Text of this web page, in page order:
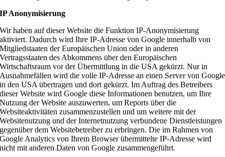
IP Anonymisierung
Wir haben auf dieser Website die Funktion IP-Anonymisierung
aktiviert. Dadurch wird Ihre IP-Adresse von Google innerhalb von
Mitgliedstaaten der Europäischen Union oder in anderen
Vertragsstaaten des Abkommens über den Europäischen
Wirtschaftsraum vor der Übermittlung in die USA gekürzt. Nur in
Ausnahmefällen wird die volle IP-Adresse an einen Server von Google
in den USA übertragen und dort gekürzt. Im Auftrag des Betreibers
dieser Website wird Google diese Informationen benutzen, um Ihre
Nutzung der Website auszuwerten, um Reports über die
Websiteaktivitäten zusammenzustellen und um weitere mit der
Websitenutzung und der Internetnutzung verbundene Dienstleistungen
gegenüber dem Websitebetreiber zu erbringen. Die im Rahmen von
Google Analytics von Ihrem Browser übermittelte IP-Adresse wird
nicht mit anderen Daten von Google zusammengeführt.